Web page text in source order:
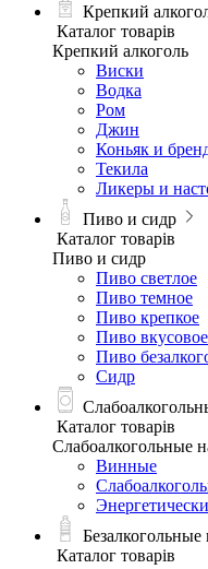
Крепкий
Каталог товарів
Крепкий алкоголь
Виски
Водка
Ром
Джин
Коньяк и
Текила
Ликеры и
Пиво и сидр
Каталог товарів
Пиво и сидр
Пиво светлое
Пиво темное
Пиво крепкое
Пиво вкусовое
Пиво
Сидр
Каталог товарів
Слабоалкогольные
Винные
Безалкогольные
Каталог товарів